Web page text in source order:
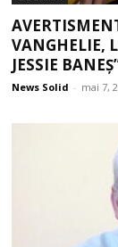
VANGHELIE,
JESSIE
News Solid - mai 7,